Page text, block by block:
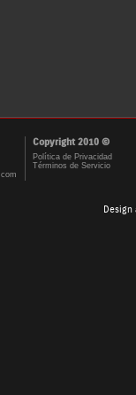
Copyright 2010 ©
Política de Privacidad
Términos de Servicio